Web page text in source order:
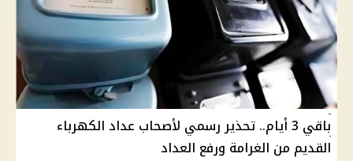
باقي 3 أيام.. تحذير رسمي لأصحاب عداد الكهرباء
القديم من الغرامة ورفع العداد